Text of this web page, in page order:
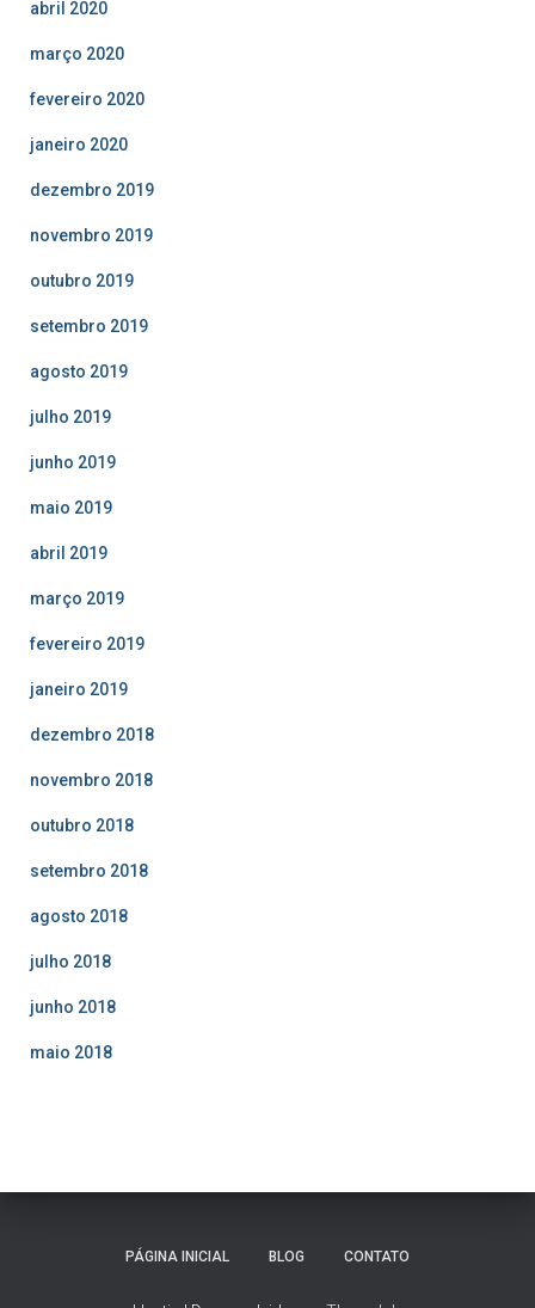
abril 2020
março 2020
fevereiro 2020
janeiro 2020
dezembro 2019
novembro 2019
outubro 2019
setembro 2019
agosto 2019
julho 2019
junho 2019
maio 2019
abril 2019
março 2019
fevereiro 2019
janeiro 2019
dezembro 2018
novembro 2018
outubro 2018
setembro 2018
agosto 2018
julho 2018
junho 2018
maio 2018
PÁGINA INICIAL BLOG CONTATO